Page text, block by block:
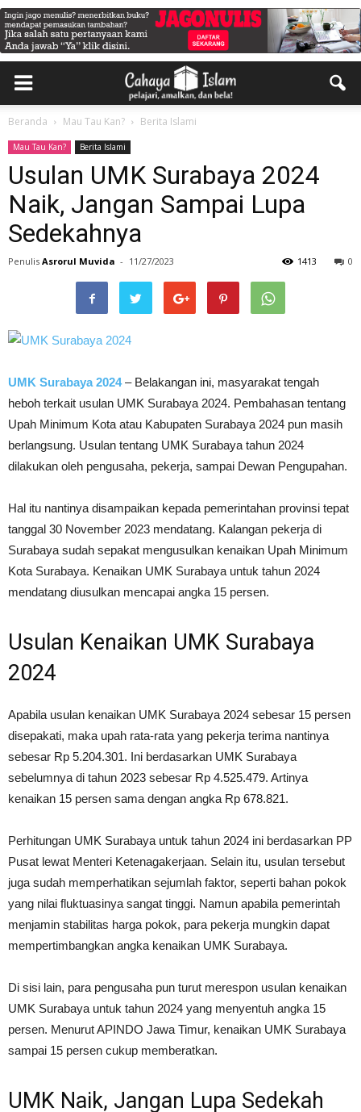
Beranda Mau Tau Kan? Berita Islami
Mau Tau Kan? Berita Islami
Usulan UMK Surabaya 2024
Naik, Jangan Sampai Lupa
Sedekahnya
Penulis Asrorul Muvida - 11/27/2023 0
1413
UMK Surabaya 2024– Belakangan ini, masyarakat tengah
heboh terkait usulan UMK Surabaya 2024. Pembahasan tentang
Upah Minimum Kota atau Kabupaten Surabaya 2024 pun masih
berlangsung. Usulan tentang UMK Surabaya tahun 2024
dilakukan oleh pengusaha, pekerja, sampai Dewan Pengupahan.
Hal itu nantinya disampaikan kepada pemerintahan provinsi tepat
tanggal 30 November 2023 mendatang. Kalangan pekerja di
Surabaya sudah sepakat mengusulkan kenaikan Upah Minimum
Kota Surabaya. Kenaikan UMK Surabaya untuk tahun 2024
mendatang diusulkan mencapai angka 15 persen.
Usulan Kenaikan UMK Surabaya
2024
Apabila usulan kenaikan UMK Surabaya 2024 sebesar 15 persen
disepakati, maka upah rata-rata yang pekerja terima nantinya
sebesar Rp 5.204.301. Ini berdasarkan UMK Surabaya
sebelumnya di tahun 2023 sebesar Rp 4.525.479. Artinya
kenaikan 15 persen sama dengan angka Rp 678.821.
Perhitungan UMK Surabaya untuk tahun 2024 ini berdasarkan PP
Pusat lewat Menteri Ketenagakerjaan. Selain itu, usulan tersebut
juga sudah memperhatikan sejumlah faktor, seperti bahan pokok
yang nilai fluktuasinya sangat tinggi. Namun apabila pemerintah
menjamin stabilitas harga pokok, para pekerja mungkin dapat
mempertimbangkan angka kenaikan UMK Surabaya.
Di sisi lain, para pengusaha pun turut merespon usulan kenaikan
UMK Surabaya untuk tahun 2024 yang menyentuh angka 15
persen. Menurut APINDO Jawa Timur, kenaikan UMK Surabaya
sampai 15 persen cukup memberatkan.
UMK Naik, Jangan Lupa Sedekah